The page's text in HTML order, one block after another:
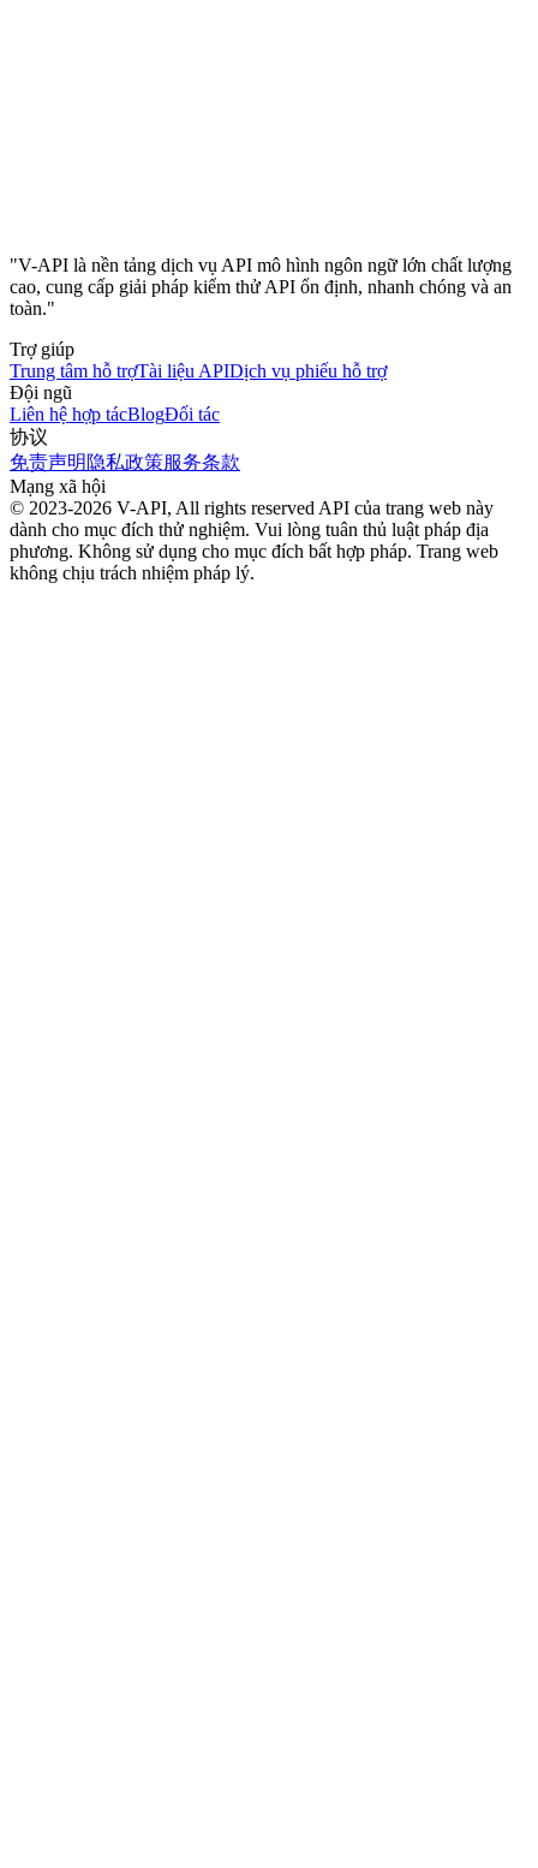
"V-API là nền tảng dịch vụ API mô hình ngôn ngữ lớn chất lượng
cao, cung cấp giải pháp kiểm thử API ổn định, nhanh chóng và an
toàn."
Trợ giúp
Trung tâm hỗ trợTài liệu APIDịch vụ phiếu hỗ trợ
Đội ngũ
Liên hệ hợp tácBlogĐối tác
协议
免责声明 隐私政策服务条款
Mạng xã hội
© 2023-2026 V-API, All rights reserved API của trang web này
dành cho mục đích thử nghiệm. Vui lòng tuân thủ luật pháp địa
phương. Không sử dụng cho mục đích bất hợp pháp. Trang web
không chịu trách nhiệm pháp lý.